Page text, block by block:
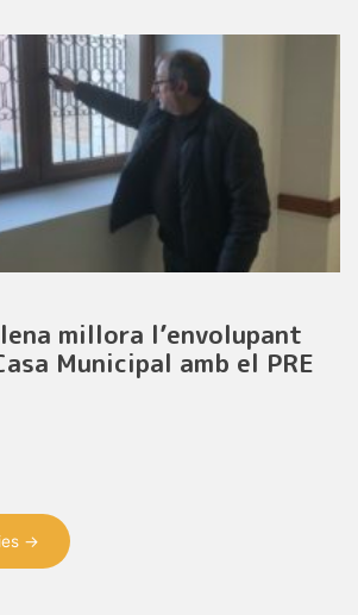
millora l’envolupant
Municipal amb el PRE
→